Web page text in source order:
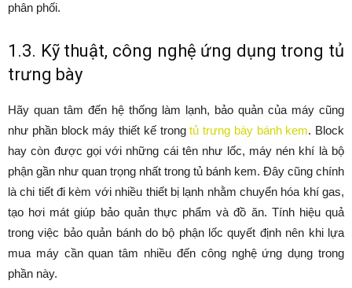
phân phối.
1.3. Kỹ thuật, công nghệ ứng dụng trong tủ
trưng bày
Hãy quan tâm đến hệ thống làm lạnh, bảo quản của máy cũng
như phần block máy thiết kế trongtủ trưng bày bánh kem. Block
hay còn được gọi với những cái tên như lốc, máy nén khí là bộ
phận gần như quan trọng nhất trong tủ bánh kem. Đây cũng chính
là chi tiết đi kèm với nhiều thiết bị lạnh nhằm chuyển hóa khí gas,
tạo hơi mát giúp bảo quản thực phẩm và đồ ăn. Tính hiệu quả
trong việc bảo quản bánh do bộ phận lốc quyết định nên khi lựa
mua máy cần quan tâm nhiều đến công nghệ ứng dụng trong
phần này.